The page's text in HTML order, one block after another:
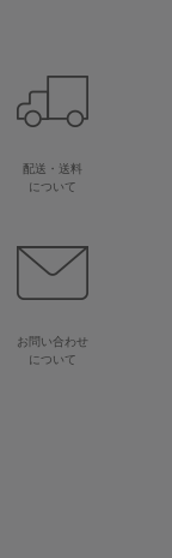
配送・送料
について
お問い合わせ
について